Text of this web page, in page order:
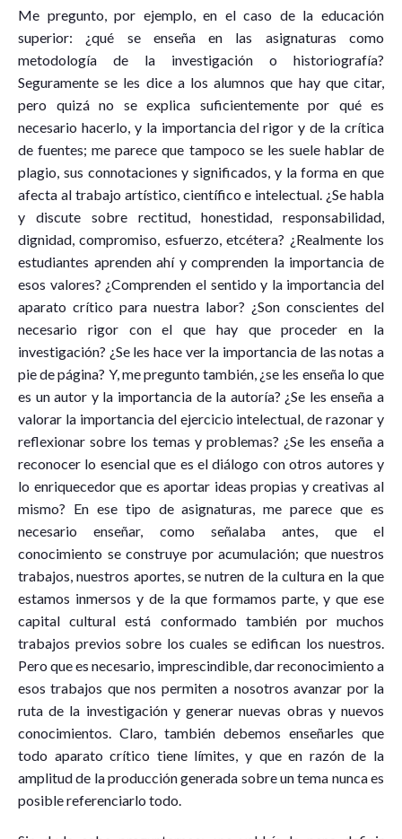
Me pregunto, por ejemplo, en el caso de la educación
superior: ¿qué se enseña en las asignaturas como
metodología de la investigación o historiografía?
Seguramente se les dice a los alumnos que hay que citar,
pero quizá no se explica suficientemente por qué es
necesario hacerlo, y la importancia del rigor y de la crítica
de fuentes; me parece que tampoco se les suele hablar de
plagio, sus connotaciones y significados, y la forma en que
afecta al trabajo artístico, científico e intelectual. ¿Se habla
y discute sobre rectitud, honestidad, responsabilidad,
dignidad, compromiso, esfuerzo, etcétera? ¿Realmente los
estudiantes aprenden ahí y comprenden la importancia de
esos valores? ¿Comprenden el sentido y la importancia del
aparato crítico para nuestra labor? ¿Son conscientes del
necesario rigor con el que hay que proceder en la
investigación? ¿Se les hace ver la importancia de las notas a
pie de página? Y, me pregunto también, ¿se les enseña lo que
es un autor y la importancia de la autoría? ¿Se les enseña a
valorar la importancia del ejercicio intelectual, de razonar y
reflexionar sobre los temas y problemas? ¿Se les enseña a
reconocer lo esencial que es el diálogo con otros autores y
lo enriquecedor que es aportar ideas propias y creativas al
mismo? En ese tipo de asignaturas, me parece que es
necesario enseñar, como señalaba antes, que el
conocimiento se construye por acumulación; que nuestros
trabajos, nuestros aportes, se nutren de la cultura en la que
estamos inmersos y de la que formamos parte, y que ese
capital cultural está conformado también por muchos
trabajos previos sobre los cuales se edifican los nuestros.
Pero que es necesario, imprescindible, dar reconocimiento a
esos trabajos que nos permiten a nosotros avanzar por la
ruta de la investigación y generar nuevas obras y nuevos
conocimientos. Claro, también debemos enseñarles que
todo aparato crítico tiene límites, y que en razón de la
amplitud de la producción generada sobre un tema nunca es
posible referenciarlo todo.